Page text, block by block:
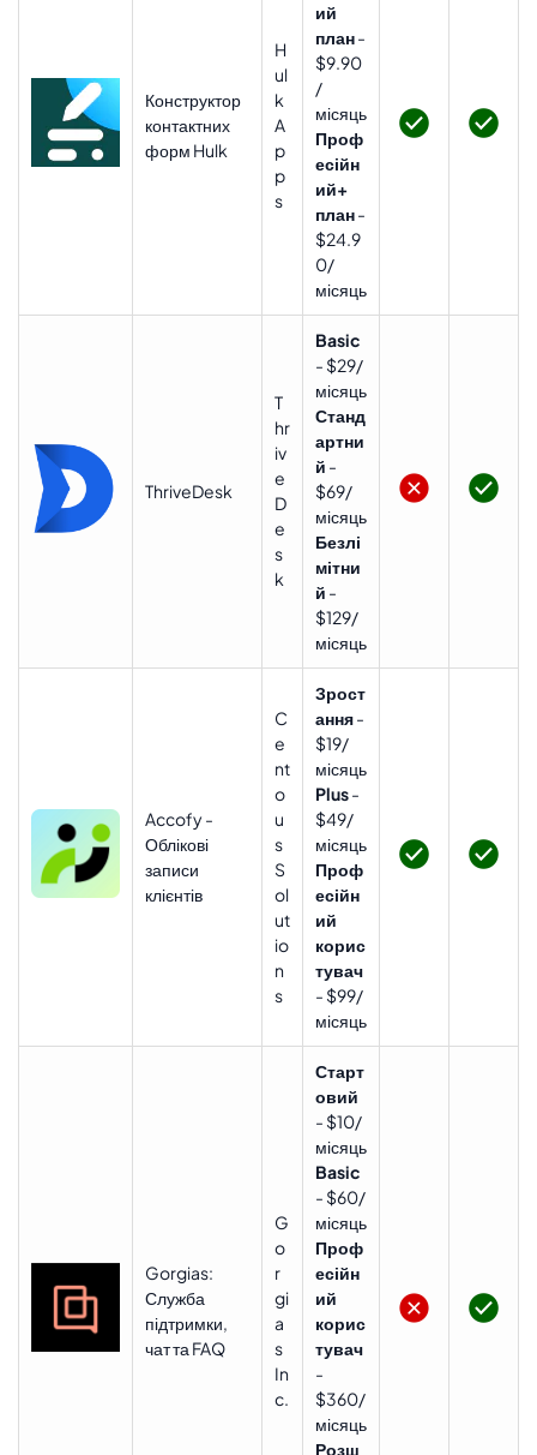
Конструктор
контактних
форм Hulk
H
ul
k
A
p
p
s
ий
план-
$9.90
/
місяць
Проф
есійн
ий+
план-
$24.9
0/
місяць
ThriveDesk
T
hr
iv
e
D
e
s
k
Basic
- $29/
місяць
Станд
артни
й -
$69/
місяць
Безлі
мітни
й -
$129/
місяць
Accofy -
Облікові
записи
клієнтів
C
e
nt
o
u
s
S
ol
ut
io
n
s
Зрост
ання-
$19/
місяць
Plus-
$49/
місяць
Проф
есійн
ий
корис
тувач
- $99/
місяць
Gorgias:
Служба
підтримки,
чат та FAQ
G
o
r
gi
a
s
In
c.
Старт
овий
- $10/
місяць
Basic
- $60/
місяць
Проф
есійн
ий
корис
тувач
-
$360/
місяць
Розш